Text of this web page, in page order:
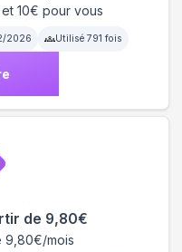
10€ pour vous
2026 Utilisé 791 fois
de 9,80€
9,80€/mois